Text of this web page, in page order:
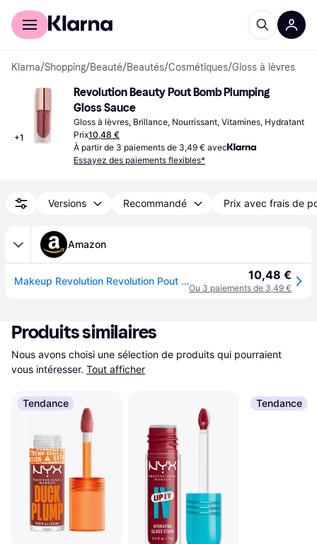
Acheter avec Klarna
Klarna/Shopping/Beauté/Beautés/Cosmétiques/Gloss à lèvres
+1
Revolution Beauty Pout Bomb Plumping
Gloss Sauce
Gloss à lèvres, Brillance, Nourrissant, Vitamines, Hydratant
Prix10,48 €
À partir de 3 paiements de 3,49 € avec
Essayez des paiements flexibles*
Versions Recommandé Prix avec frais de
Amazon
Makeup Revolution Revolution Pout Bomb Plumping Gloss Sauce Dusty Pink 10,48 €
Ou 3 paiements de 3,49 €
Produits similaires
Nous avons choisi une sélection de produits qui pourraient
vous intéresser. Tout afficher
Tendance Tendance